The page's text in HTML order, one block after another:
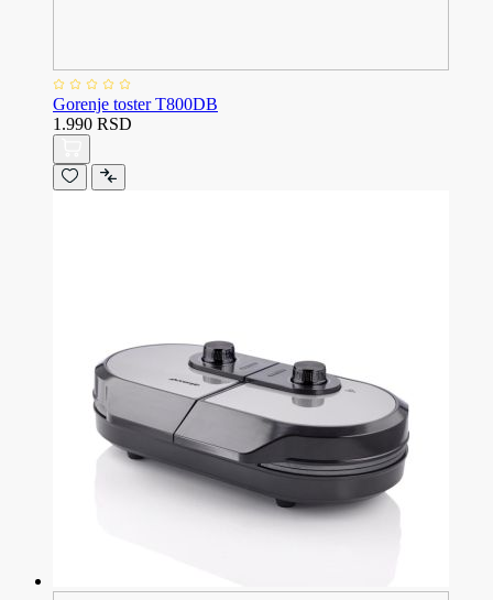
Gorenje toster T800DB
1.990 RSD